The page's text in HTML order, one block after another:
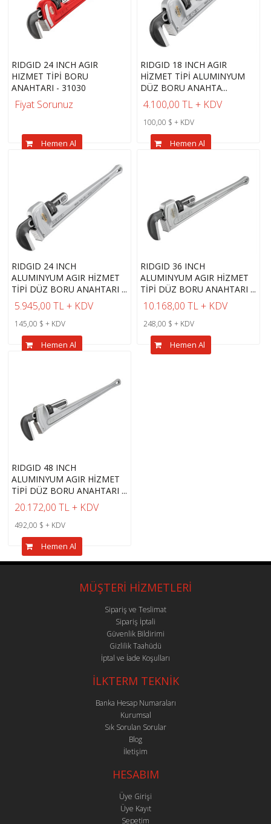
RIDGID 24 INCH AGIR
HIZMET TİPİ BORU
ANAHTARI - 31030
Fiyat Sorunuz
Hemen Al
RIDGID 18 INCH AGIR
HİZMET TİPİ ALUMINYUM
DÜZ BORU ANAHTA...
4.100,00 TL + KDV
100,00 $ + KDV
Hemen Al
RIDGID 24 INCH
ALUMINYUM AGIR HİZMET
TİPİ DÜZ BORU ANAHTARI ...
5.945,00 TL + KDV
145,00 $ + KDV
Hemen Al
RIDGID 36 INCH
ALUMINYUM AGIR HİZMET
TİPİ DÜZ BORU ANAHTARI ...
10.168,00 TL + KDV
248,00 $ + KDV
Hemen Al
RIDGID 48 INCH
ALUMINYUM AGIR HİZMET
TİPİ DÜZ BORU ANAHTARI ...
20.172,00 TL + KDV
492,00 $ + KDV
Hemen Al
MÜŞTERİ HİZMETLERİ
Sipariş ve Teslimat
Sipariş İptali
Güvenlik Bildirimi
Gizlilik Taahüdü
İptal ve İade Koşulları
İLKTERM TEKNİK
Banka Hesap Numaraları
Kurumsal
Sık Sorulan Sorular
Blog
İletişim
HESABIM
Üye Girişi
Üye Kayıt
Sepetim